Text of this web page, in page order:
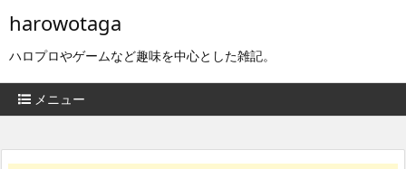
harowotaga
ハロプロやゲームなど趣味を中心とした雑記。
メニュー